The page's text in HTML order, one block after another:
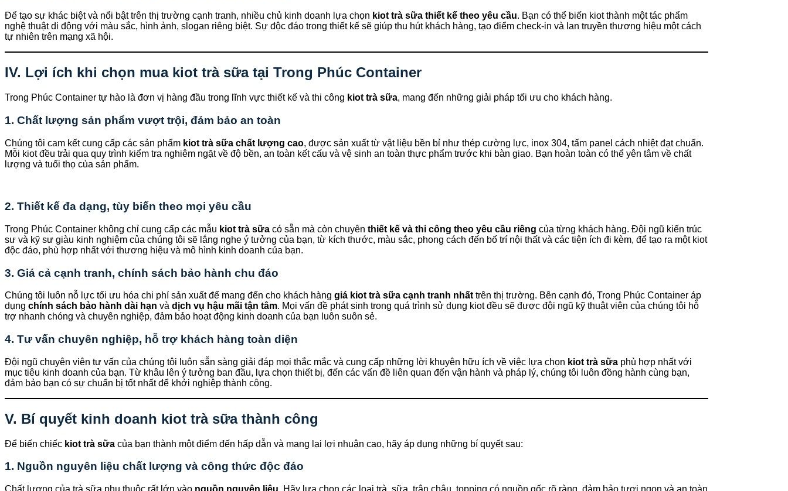
Để tạo sự khác biệt và nổi bật trên thị trường cạnh tranh, nhiều chủ kinh doanh lựa chọn kiot trà sữa thiết kế theo yêu cầu. Bạn có thể biến kiot thành một tác phẩm
nghệ thuật di động với màu sắc, hình ảnh, slogan riêng biệt. Sự độc đáo trong thiết kế sẽ giúp thu hút khách hàng, tạo điểm check-in và lan truyền thương hiệu một cách
tự nhiên trên mạng xã hội.
IV. Lợi ích khi chọn mua kiot trà sữa tại Trong Phúc Container
Trong Phúc Container tự hào là đơn vị hàng đầu trong lĩnh vực thiết kế và thi công kiot trà sữa, mang đến những giải pháp tối ưu cho khách hàng.
1. Chất lượng sản phẩm vượt trội, đảm bảo an toàn
Chúng tôi cam kết cung cấp các sản phẩm kiot trà sữa chất lượng cao, được sản xuất từ vật liệu bền bỉ như thép cường lực, inox 304, tấm panel cách nhiệt đạt chuẩn.
Mỗi kiot đều trải qua quy trình kiểm tra nghiêm ngặt về độ bền, an toàn kết cấu và vệ sinh an toàn thực phẩm trước khi bàn giao. Bạn hoàn toàn có thể yên tâm về chất
lượng và tuổi thọ của sản phẩm.
2. Thiết kế đa dạng, tùy biến theo mọi yêu cầu
Trong Phúc Container không chỉ cung cấp các mẫu kiot trà sữa có sẵn mà còn chuyên thiết kế và thi công theo yêu cầu riêng của từng khách hàng. Đội ngũ kiến trúc
sư và kỹ sư giàu kinh nghiệm của chúng tôi sẽ lắng nghe ý tưởng của bạn, từ kích thước, màu sắc, phong cách đến bố trí nội thất và các tiện ích đi kèm, để tạo ra một kiot
độc đáo, phù hợp nhất với thương hiệu và mô hình kinh doanh của bạn.
3. Giá cả cạnh tranh, chính sách bảo hành chu đáo
Chúng tôi luôn nỗ lực tối ưu hóa chi phí sản xuất để mang đến cho khách hàng giá kiot trà sữa cạnh tranh nhấttrên thị trường. Bên cạnh đó, Trong Phúc Container áp
dụng chính sách bảo hành dài hạn và dịch vụ hậu mãi tận tâm. Mọi vấn đề phát sinh trong quá trình sử dụng kiot đều sẽ được đội ngũ kỹ thuật viên của chúng tôi hỗ
trợ nhanh chóng và chuyên nghiệp, đảm bảo hoạt động kinh doanh của bạn luôn suôn sẻ.
4. Tư vấn chuyên nghiệp, hỗ trợ khách hàng toàn diện
Đội ngũ chuyên viên tư vấn của chúng tôi luôn sẵn sàng giải đáp mọi thắc mắc và cung cấp những lời khuyên hữu ích về việc lựa chọn kiot trà sữa phù hợp nhất với
mục tiêu kinh doanh của bạn. Từ khâu lên ý tưởng ban đầu, lựa chọn thiết bị, đến các vấn đề liên quan đến vận hành và pháp lý, chúng tôi luôn đồng hành cùng bạn,
đảm bảo bạn có sự chuẩn bị tốt nhất để khởi nghiệp thành công.
V. Bí quyết kinh doanh kiot trà sữa thành công
Để biến chiếc kiot trà sữa của bạn thành một điểm đến hấp dẫn và mang lại lợi nhuận cao, hãy áp dụng những bí quyết sau:
1. Nguồn nguyên liệu chất lượng và công thức độc đáo